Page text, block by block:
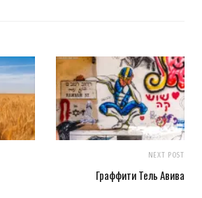
NEXT POST
Граффити Тель Авива